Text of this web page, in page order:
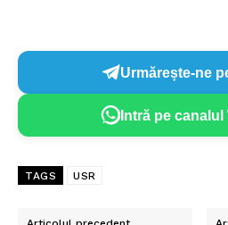
Urmărește-ne
Intră pe
TAGS USR